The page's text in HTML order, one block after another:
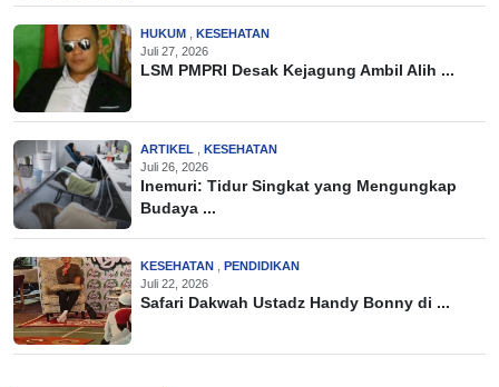
HUKUM
KESEHATAN
Juli 27, 2026
LSM PMPRI Desak Kejagung Ambil Alih ...
ARTIKEL , KESEHATAN
Juli 26, 2026
Inemuri: Tidur Singkat yang Mengungkap
Budaya ...
KESEHATAN
PENDIDIKAN
Juli 22, 2026
Safari Dakwah Ustadz Handy Bonny di ...